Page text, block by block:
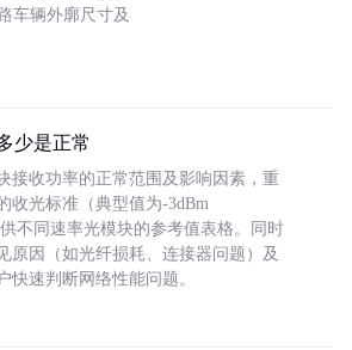
车辆外廓尺寸及
少是正常
接收功率的正常范围及影响因素，重
收光标准（典型值为-3dBm
不同速率光模块的参考值表格。同时
原因（如光纤损耗、连接器问题）及
快速判断网络性能问题。